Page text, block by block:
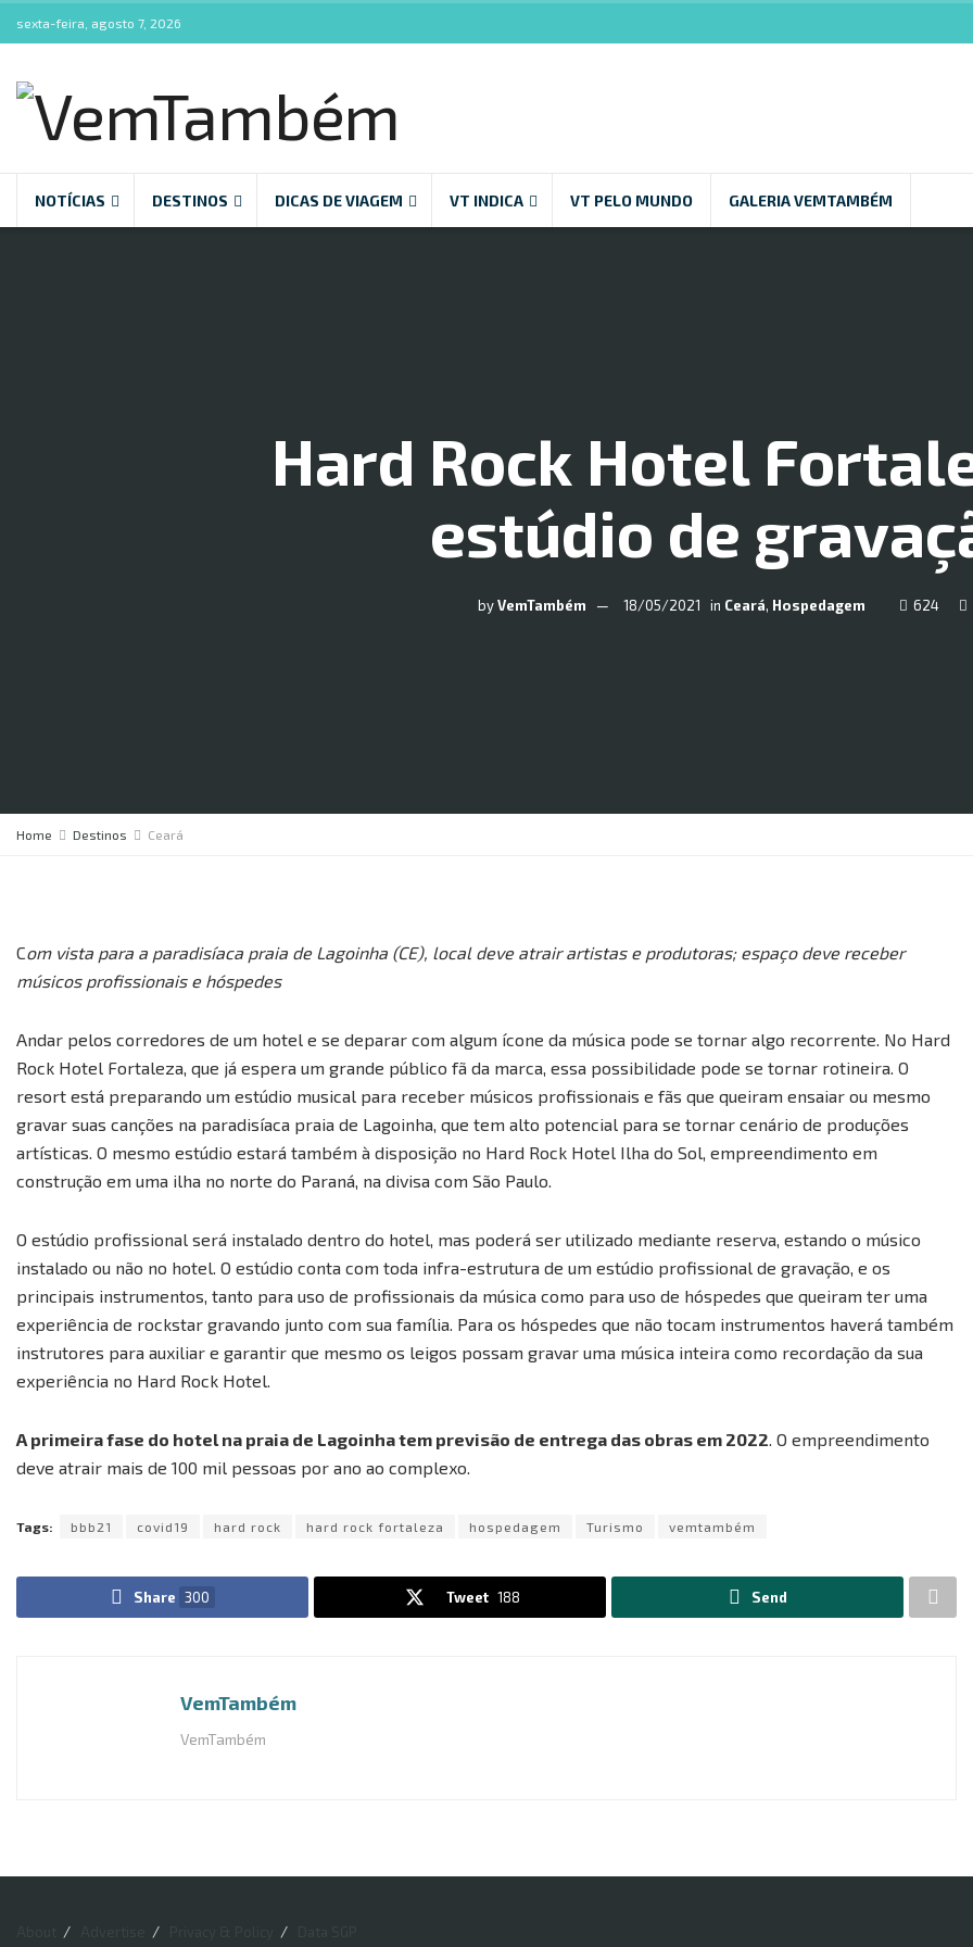
sexta-feira, agosto 7, 2026
NOTÍCIAS DESTINOS DICAS DE VIAGEM VT INDICA VT PELO MUNDO GALERIA VEMTAMBÉM
Hard Rock Hotel
estúdio de
byVemTambém 18/05/2021 in Ceará, Hospedagem 624
Home Destinos Ceará
Com vista para a paradisíaca praia de Lagoinha (CE), local deve atrair artistas e produtoras; espaço deve receber
músicos profissionais e hóspedes
Andar pelos corredores de um hotel e se deparar com algum ícone da música pode se tornar algo recorrente. No Hard
Rock Hotel Fortaleza, que já espera um grande público fã da marca, essa possibilidade pode se tornar rotineira. O
resort está preparando um estúdio musical para receber músicos profissionais e fãs que queiram ensaiar ou mesmo
gravar suas canções na paradisíaca praia de Lagoinha, que tem alto potencial para se tornar cenário de produções
artísticas. O mesmo estúdio estará também à disposição no Hard Rock Hotel Ilha do Sol, empreendimento em
construção em uma ilha no norte do Paraná, na divisa com São Paulo.
O estúdio profissional será instalado dentro do hotel, mas poderá ser utilizado mediante reserva, estando o músico
instalado ou não no hotel. O estúdio conta com toda infra-estrutura de um estúdio profissional de gravação, e os
principais instrumentos, tanto para uso de profissionais da música como para uso de hóspedes que queiram ter uma
experiência de rockstar gravando junto com sua família. Para os hóspedes que não tocam instrumentos haverá também
instrutores para auxiliar e garantir que mesmo os leigos possam gravar uma música inteira como recordação da sua
experiência no Hard Rock Hotel.
A primeira fase do hotel na praia de Lagoinha tem previsão de entrega das obras em 2022. O empreendimento
deve atrair mais de 100 mil pessoas por ano ao complexo.
Tags: bbb21 covid19 hard rock hard rock fortaleza hospedagem Turismo vemtambém
Share 300 Tweet 188 Send
VemTambém
VemTambém